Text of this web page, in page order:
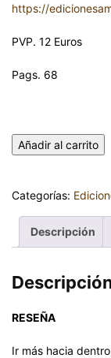
https://
PVP. 12 Euros
Pags. 68
Añadir al carrito
Categorías:
Descripción
RESEÑA
Ir más hacia